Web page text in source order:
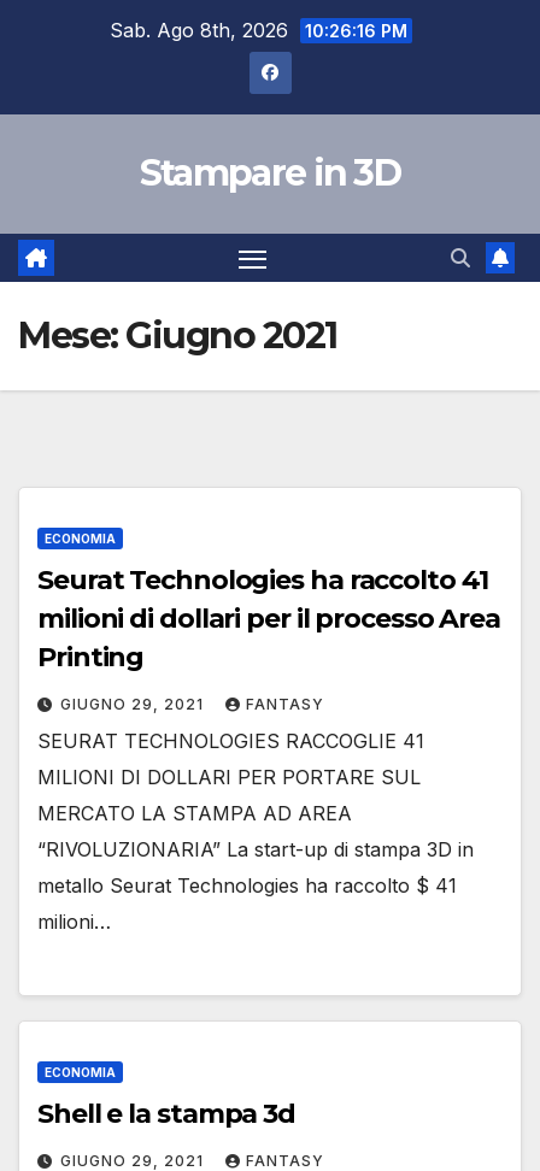
Sab. Ago 8th, 2026 10:26:16 PM
Stampare in 3D
Mese:Giugno 2021
ECONOMIA
Seurat Technologies ha raccolto 41
milioni di dollari per il processo Area
Printing
GIUGNO 29, 2021 FANTASY
SEURAT TECHNOLOGIES RACCOGLIE 41
MILIONI DI DOLLARI PER PORTARE SUL
MERCATO LA STAMPA AD AREA
“RIVOLUZIONARIA” La start-up di stampa 3D in
metallo Seurat Technologies ha raccolto $ 41
milioni…
ECONOMIA
Shell e la stampa 3d
GIUGNO 29, 2021 FANTASY